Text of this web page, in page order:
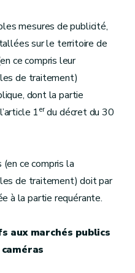
mesures de publicité,
sur le territoire de
ce compris leur
de traitement)
dont la partie
1erdu décret du 30
ce compris la
de traitement) doit par
à la partie requérante.
aux marchés publics